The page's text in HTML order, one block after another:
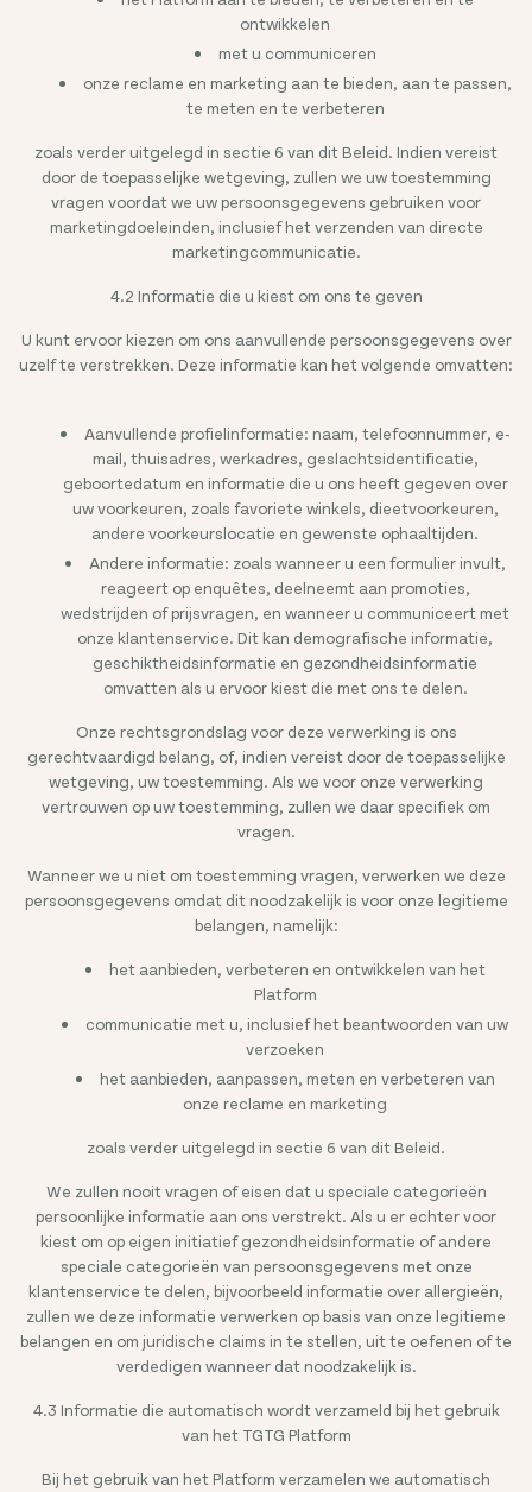
ontwikkelen
met u communiceren
onze reclame en marketing aan te bieden, aan te passen,
te meten en te verbeteren
zoals verder uitgelegd in sectie 6 van dit Beleid. Indien vereist
door de toepasselijke wetgeving, zullen we uw toestemming
vragen voordat we uw persoonsgegevens gebruiken voor
marketingdoeleinden, inclusief het verzenden van directe
marketingcommunicatie.
4.2 Informatie die u kiest om ons te geven
U kunt ervoor kiezen om ons aanvullende persoonsgegevens over
uzelf te verstrekken. Deze informatie kan het volgende omvatten:
Aanvullende profielinformatie: naam, telefoonnummer, e-
mail, thuisadres, werkadres, geslachtsidentificatie,
geboortedatum en informatie die u ons heeft gegeven over
uw voorkeuren, zoals favoriete winkels, dieetvoorkeuren,
andere voorkeurslocatie en gewenste ophaaltijden.
Andere informatie: zoals wanneer u een formulier invult,
reageert op enquêtes, deelneemt aan promoties,
wedstrijden of prijsvragen, en wanneer u communiceert met
onze klantenservice. Dit kan demografische informatie,
geschiktheidsinformatie en gezondheidsinformatie
omvatten als u ervoor kiest die met ons te delen.
Onze rechtsgrondslag voor deze verwerking is ons
gerechtvaardigd belang, of, indien vereist door de toepasselijke
wetgeving, uw toestemming. Als we voor onze verwerking
vertrouwen op uw toestemming, zullen we daar specifiek om
vragen.
Wanneer we u niet om toestemming vragen, verwerken we deze
persoonsgegevens omdat dit noodzakelijk is voor onze legitieme
belangen, namelijk:
het aanbieden, verbeteren en ontwikkelen van het
Platform
communicatie met u, inclusief het beantwoorden van uw
verzoeken
het aanbieden, aanpassen, meten en verbeteren van
onze reclame en marketing
zoals verder uitgelegd in sectie 6 van dit Beleid.
We zullen nooit vragen of eisen dat u speciale categorieën
persoonlijke informatie aan ons verstrekt. Als u er echter voor
kiest om op eigen initiatief gezondheidsinformatie of andere
speciale categorieën van persoonsgegevens met onze
klantenservice te delen, bijvoorbeeld informatie over allergieën,
zullen we deze informatie verwerken op basis van onze legitieme
belangen en om juridische claims in te stellen, uit te oefenen of te
verdedigen wanneer dat noodzakelijk is.
4.3 Informatie die automatisch wordt verzameld bij het gebruik
van het TGTG Platform
Bij het gebruik van het Platform verzamelen we automatisch